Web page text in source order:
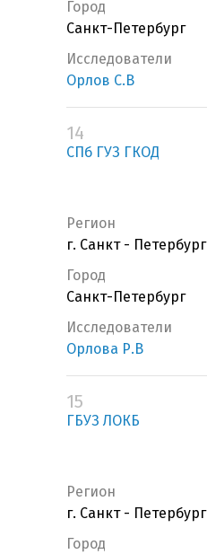
Город
Санкт-Петербург
Исследователи
Орлов С.В
14
СПб ГУЗ ГКОД
Регион
г. Санкт - Петербург
Город
Санкт-Петербург
Исследователи
Орлова Р.В
15
ГБУЗ ЛОКБ
Регион
г. Санкт - Петербург
Город